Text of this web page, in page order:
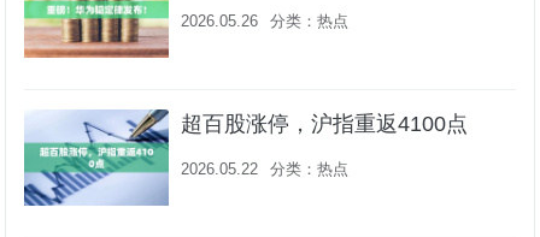
2026.05.26 分类：热点
超百股涨停，沪指重返4100点
2026.05.22 分类：热点